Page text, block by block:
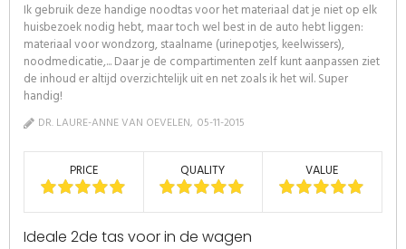
Ik gebruik deze handige noodtas voor het materiaal dat je niet op elk
huisbezoek nodig hebt, maar toch wel best in de auto hebt liggen:
materiaal voor wondzorg, staalname (urinepotjes, keelwissers),
noodmedicatie,... Daar je de compartimenten zelf kunt aanpassen ziet
de inhoud er altijd overzichtelijk uit en net zoals ik het wil. Super
handig!
DR. LAURE-ANNE VAN OEVELEN 05-11-2015
PRICE QUALITY VALUE
Ideale 2de tas voor in de wagen